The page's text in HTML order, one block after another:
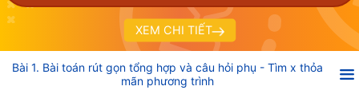
XEM CHI TIẾT
Bài 1. Bài toán rút gọn tổng hợp và câu hỏi phụ - Tìm x thỏa
mãn phương trình